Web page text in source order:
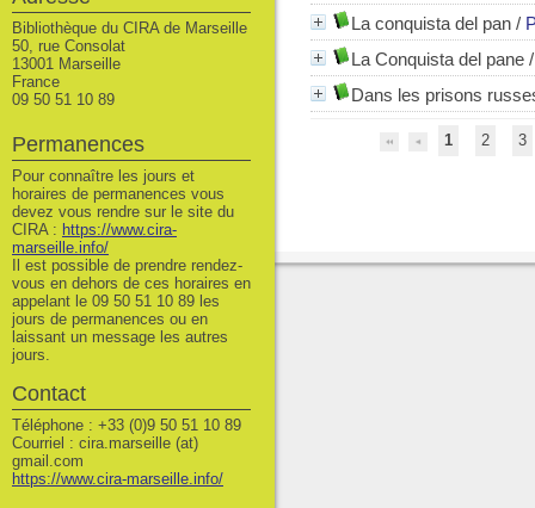
La conquista del pan /
La Conquista del pane
Dans les prisons
1 2 3
Bibliothèque du CIRA de Marseille
50, rue Consolat
13001 Marseille
France
09 50 51 10 89
Permanences
Pour connaître les jours et
horaires de permanences vous
devez vous rendre sur le site du
CIRA : https://www.cira-
marseille.info/
Il est possible de prendre rendez-
vous en dehors de ces horaires en
appelant le 09 50 51 10 89 les
jours de permanences ou en
laissant un message les autres
jours.
Contact
Téléphone : +33 (0)9 50 51 10 89
Courriel : cira.marseille (at)
gmail.com
https://www.cira-marseille.info/